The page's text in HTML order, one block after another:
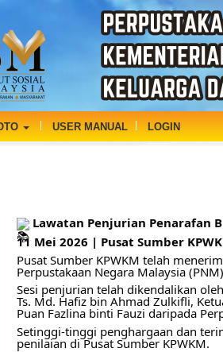
USER MANUAL LOGIN
Lawatan Penjurian Penarafan
11 Mei 2026 | Pusat Sumber
Pusat Sumber KPWKM telah
Perpustakaan Negara Malaysia
Sesi penjurian telah dikendalikan
Ts. Md. Hafiz bin Ahmad Zulkifli,
Puan Fazlina binti Fauzi daripada
Setinggi-tinggi penghargaan dan
penilaian di Pusat Sumber KPWKM.